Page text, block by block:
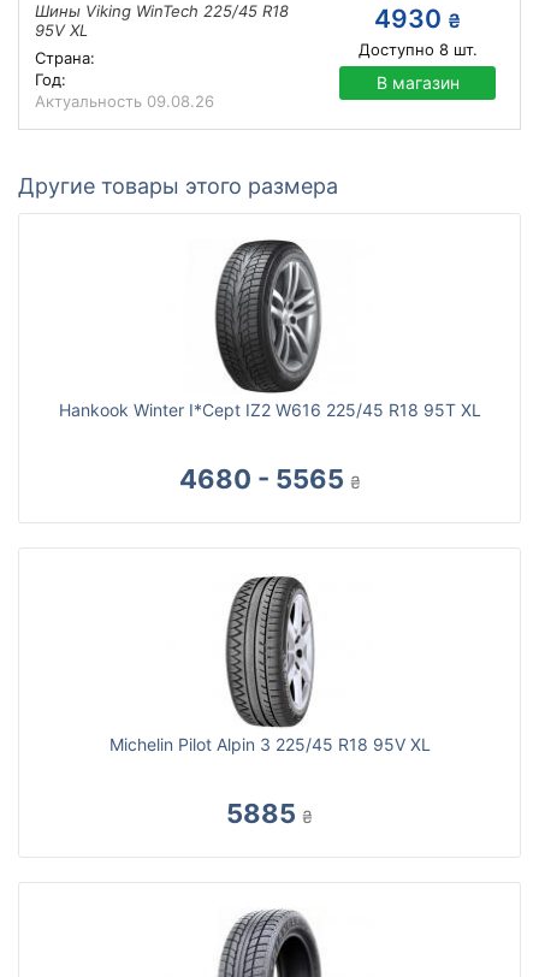
Шины Viking WinTech 225/45 R18
95V XL
Страна:
Год:
Актуальность 09.08.26
4930 ₴
Доступно 8шт.
В магазин
Другие товары этого размера
Hankook Winter I*Cept IZ2 W616 225/45 R18 95T XL
4680 - 5565 ₴
Michelin Pilot Alpin 3 225/45 R18 95V XL
5885 ₴